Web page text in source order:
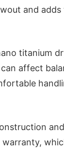
and
titanium
affect